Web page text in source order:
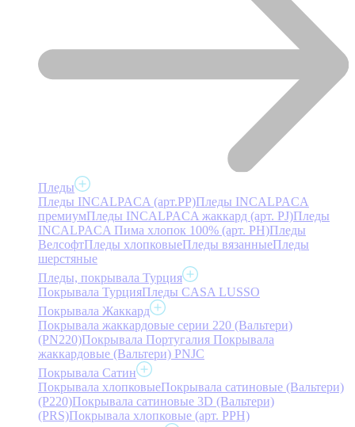
Пледы
Пледы INCALPACA (арт.PP)Пледы INCALPACA
премиумПледы INCALPACA жаккард (арт. PJ)Пледы
INCALPACA Пима хлопок 100% (арт. PH)Пледы
ВелсофтПледы хлопковыеПледы вязанныеПледы
шерстяные
Пледы, покрывала Турция
Покрывала ТурцияПледы CASA LUSSO
Покрывала Жаккард
Покрывала жаккардовые серии 220 (Вальтери)
(PN220)Покрывала Португалия Покрывала
жаккардовые (Вальтери) PNJC
Покрывала Сатин
Покрывала хлопковыеПокрывала сатиновые (Вальтери)
(P220)Покрывала сатиновые 3D (Вальтери)
(PRS)Покрывала хлопковые (арт. PPH)